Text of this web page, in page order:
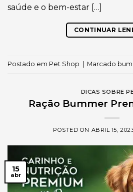
saúde e o bem-estar […]
CONTINUAR
Postado em Pet Shop Marcado
DICAS SOBRE
Ração Bummer
POSTED ON ABRIL 15,
15
abr